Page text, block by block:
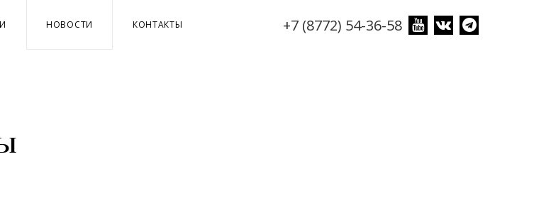
+7 (8772) 54-36-58
НОВОСТИ КОНТАКТЫ